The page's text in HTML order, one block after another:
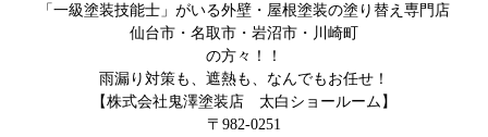
「一級塗装技能士」がいる外壁・屋根塗装の塗り替え専門店
仙台市・名取市・岩沼市・川崎町
の方々！！
雨漏り対策も、遮熱も、なんでもお任せ！
【株式会社鬼澤塗装店 太白ショールーム】
〒982-0251